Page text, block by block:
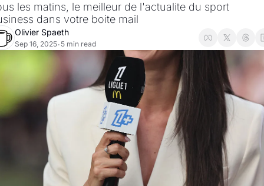
les matins, le meilleur de l'actualite du sport
dans votre boite mail
Olivier Spaeth
Sep 16, 2025• 5 min read